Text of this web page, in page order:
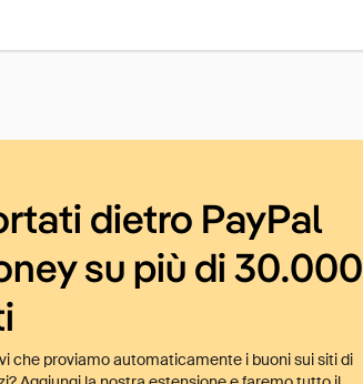
dietro PayPal
su più di 30.000
che proviamo automaticamente i buoni sui siti di